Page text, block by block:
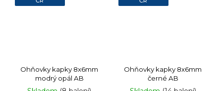
Ohňovky kapky 8x6mm
modrý opál AB
Ohňovky kapky 8x6mm
černé AB